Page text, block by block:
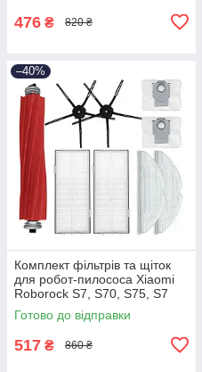
476 ₴ 820 ₴
–40%
Комплект фільтрів та щіток
для робот-пилососа Xiaomi
Roborock S7, S70, S75, S7
Max, s7 MaxV, T7S, Plus S7,
Max Ultra
Готово до відправки
517 ₴ 860 ₴